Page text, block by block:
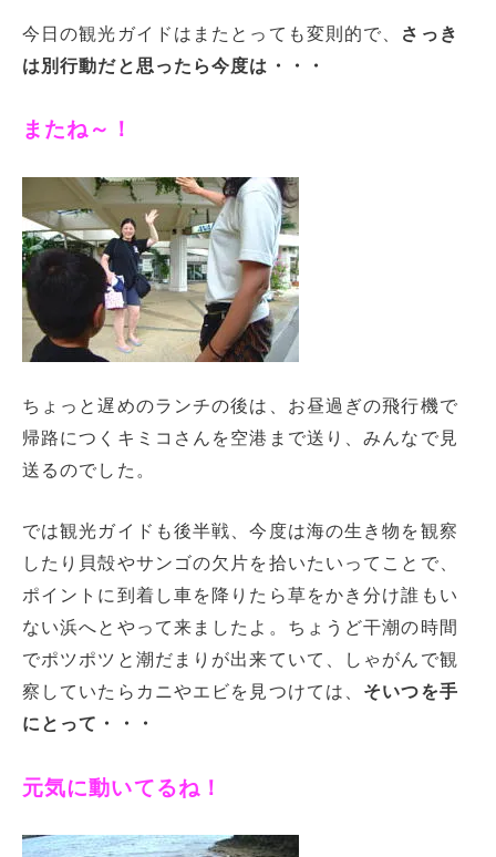
今日の観光ガイドはまたとっても変則的で、 さっき
は別行動だと思ったら今度は・・・
またね～！
ちょっと遅めのランチの後は、お昼過ぎの飛行機で
帰路につくキミコさんを空港まで送り、みんなで見
送るのでした。
では観光ガイドも後半戦、今度は海の生き物を観察
したり貝殻やサンゴの欠片を拾いたいってことで、
ポイントに到着し車を降りたら草をかき分け誰もい
ない浜へとやって来ましたよ。ちょうど干潮の時間
でポツポツと潮だまりが出来ていて、しゃがんで観
察していたらカニやエビを見つけては、 そいつを手
にとって・・・
元気に動いてるね！